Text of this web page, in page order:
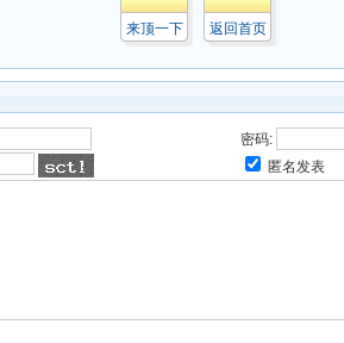
来顶一下 返回首页
密码:
匿名发表